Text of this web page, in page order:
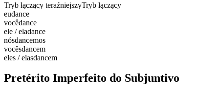
Tryb łączący teraźniejszyTryb łączący
eudance
vocêdance
ele / eladance
nósdancemos
vocêsdancem
eles / elasdancem
Pretérito Imperfeito do Subjuntivo